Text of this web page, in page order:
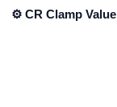
⚙️ CR Clamp Value